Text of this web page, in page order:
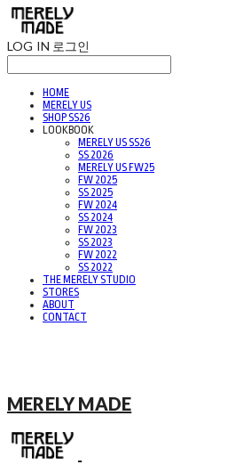
LOG IN 로그인
HOME
MERELY US
SHOP SS26
LOOKBOOK
MERELY US SS26
SS 2026
MERELY US FW25
FW 2025
SS 2025
FW 2024
SS 2024
FW 2023
SS 2023
FW 2022
SS 2022
THE MERELY STUDIO
STORES
ABOUT
CONTACT
MERELY MADE